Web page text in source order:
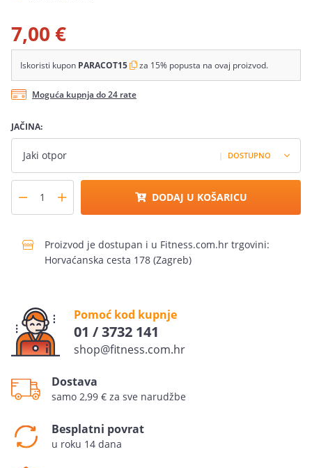
7,00 €
Iskoristi kupon PARACOT15 za 15% popusta na ovaj proizvod.
Moguća kupnja do 24 rate
JAČINA:
Jaki otpor DOSTUPNO
DODAJ U KOŠARICU
Proizvod je dostupan i u Fitness.com.hr trgovini:
Horvaćanska cesta 178 (Zagreb)
Pomoć kod kupnje
01 / 3732 141
shop@fitness.com.hr
Dostava
samo 2,99 € za sve narudžbe
Besplatni povrat
u roku 14 dana